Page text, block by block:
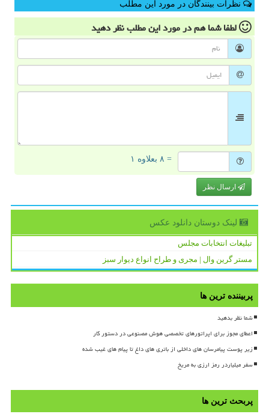
نظرات بینندگان در مورد این مطلب
لطفا شما همدر مورد این مطلبنظر دهید
= ۸ بعلاوه ۱
ارسال نظر
لینک دوستان دانلود عكس
تبلیغات انتخابات مجلس
مستر گرین وال | مجری و طراح انواع دیوار سبز
پربیننده ترین ها
شما نظر بدهید
اعطای مجوز برای اپراتورهای تخصصی هوش مصنوعی در دستور کار
زیر پوست پیامرسان های داخلی از باتری های داغ تا پیام های غیب شده
سفر میلیاردر رمز ارزی به مریخ
پربحث ترین ها